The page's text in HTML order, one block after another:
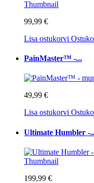
99,99 €
Lisa ostukorvi
PainMaster™ -...
49,99 €
Lisa ostukorvi
Ultimate Humbler -
199,99 €